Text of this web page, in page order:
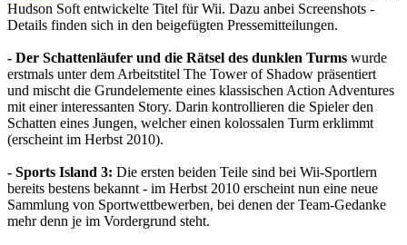
Hudson Soft entwickelte Titel für Wii. Dazu anbei Screenshots -
Details finden sich in den beigefügten Pressemitteilungen.
- Der Schattenläufer und die Rätsel des dunklen Turms wurde
erstmals unter dem Arbeitstitel The Tower of Shadow präsentiert
und mischt die Grundelemente eines klassischen Action Adventures
mit einer interessanten Story. Darin kontrollieren die Spieler den
Schatten eines Jungen, welcher einen kolossalen Turm erklimmt
(erscheint im Herbst 2010).
- Sports Island 3: Die ersten beiden Teile sind bei Wii-Sportlern
bereits bestens bekannt - im Herbst 2010 erscheint nun eine neue
Sammlung von Sportwettbewerben, bei denen der Team-Gedanke
mehr denn je im Vordergrund steht.